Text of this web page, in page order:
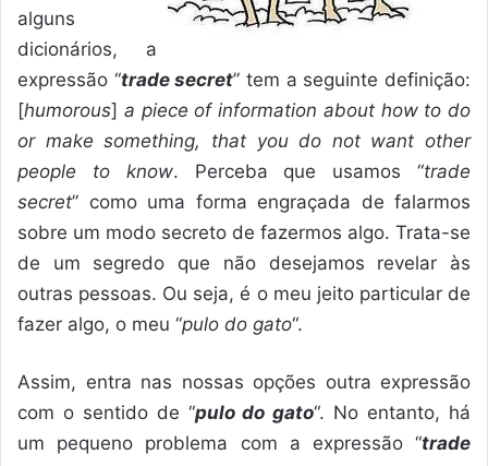
alguns
dicionários, a
expressão “trade secret” tem a seguinte definição:
[humorous] a piece of information about how to do
or make something, that you do not want other
people to know. Perceba que usamos “trade
secret” como uma forma engraçada de falarmos
sobre um modo secreto de fazermos algo. Trata-se
de um segredo que não desejamos revelar às
outras pessoas. Ou seja, é o meu jeito particular de
fazer algo, o meu “pulo do gato“.
Assim, entra nas nossas opções outra expressão
com o sentido de “pulo do gato“. No entanto, há
um pequeno problema com a expressão “trade